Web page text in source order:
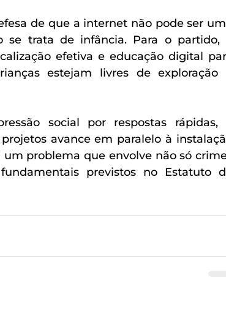
de que a internet não pode ser
se trata de infância. Para o partido,
efetiva e educação digital
estejam livres de exploração
social por respostas rápidas,
avance em paralelo à
problema que envolve não só
previstos no Estatuto